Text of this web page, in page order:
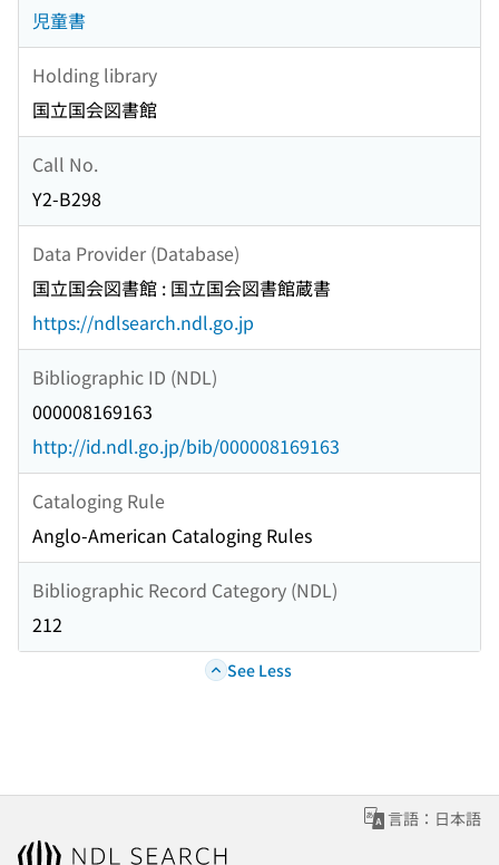
児童書
Holding library
国立国会図書館
Call No.
Y2-B298
Data Provider (Database)
国立国会図書館 : 国立国会図書館蔵書
https://ndlsearch.ndl.go.jp
Bibliographic ID (NDL)
000008169163
http://id.ndl.go.jp/bib/000008169163
Cataloging Rule
Anglo-American Cataloging Rules
Bibliographic Record Category (NDL)
212
See Less
言語：日本語